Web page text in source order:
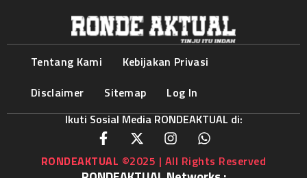
Tentang Kami
Kebijakan Privasi
Disclaimer
Sitemap
Log In
Ikuti Sosial Media RONDEAKTUAL di:
RONDEAKTUAL ©2025 | All Rights Reserved